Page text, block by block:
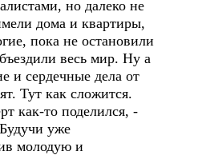
но далеко не
дома и квартиры,
пока не остановили
весь мир. Ну а
и сердечные дела от
Тут как сложится.
как-то поделился, -
уже
молодую и